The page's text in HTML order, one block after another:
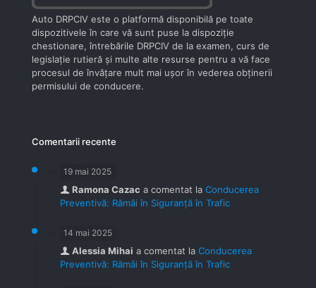
Auto DRPCIV este o platformă disponibilă pe toate
dispozitivele în care vă sunt puse la dispoziţie
chestionare, întrebările DRPCIV de la examen, curs de
legislaţie rutieră şi multe alte resurse pentru a vă face
procesul de învăţare mult mai uşor în vederea obţinerii
permisului de conducere.
Comentarii recente
19 mai 2025
Ramona Cazac a comentat la Conducerea
Preventivă: Rămâi în Siguranță în Trafic
14 mai 2025
Alessia Mihai a comentat la Conducerea
Preventivă: Rămâi în Siguranță în Trafic